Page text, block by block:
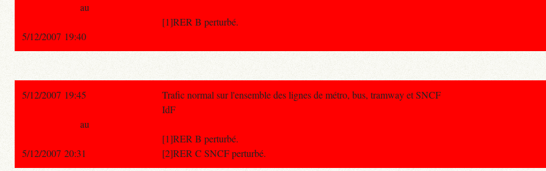
[1]RER B perturbé.
au
5/12/2007 19:40
5/12/2007 19:45
Trafic normal sur l'ensemble des lignes de métro, bus, tramway et SNCF
IdF
[1]RER B perturbé.
[2]RER C SNCF perturbé.
au
5/12/2007 20:31